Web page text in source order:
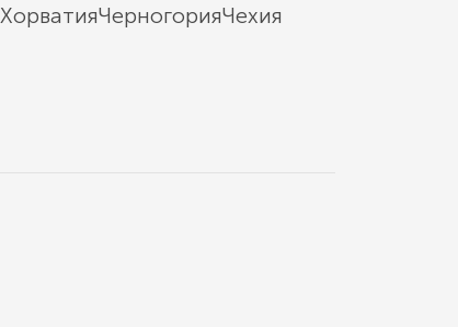
ХорватияЧерногорияЧехия